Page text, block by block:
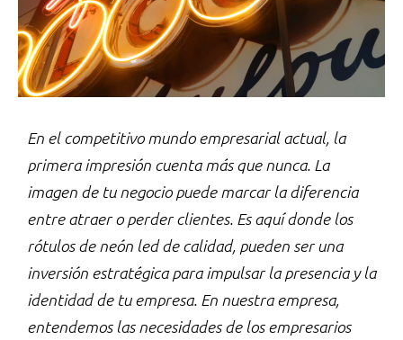
En el competitivo mundo empresarial actual, la
primera impresión cuenta más que nunca. La
imagen de tu negocio puede marcar la diferencia
entre atraer o perder clientes. Es aquí donde los
rótulos deneón led de calidad, pueden ser una
inversión estratégica para impulsar la presencia y la
identidad de tu empresa. En nuestra empresa,
entendemos las necesidades de los empresarios